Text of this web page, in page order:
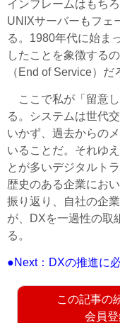
インフレームはもち
UNIXサーバーもフェ
る。1980年代に始ま
したことを象徴する
（End of Service）だ
ここで私が「留意
る。システムは世代
いかず、過去からの
いることだ。それゆ
とが多いデジタルト
歴史のある企業にお
振り返り、自社の企
が、DXを一過性の取
る。
●Next：DXの推進に
この記事の
会員